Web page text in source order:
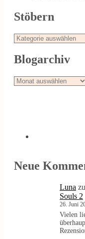
Stöbern
Stöbern
Blogarchiv
Blogarchiv
Neue
Luna zu
Souls 2
26. Juni
Vielen